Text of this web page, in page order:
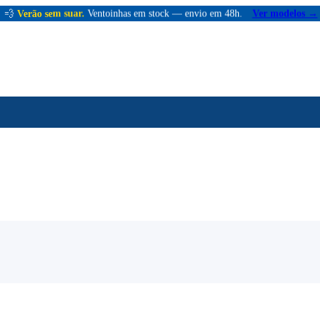
💨 Verão sem suar. Ventoinhas em stock — envio em 48h. Ver modelos →